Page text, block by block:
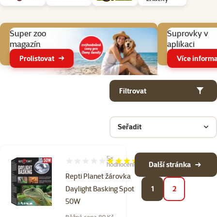
Super zoo
magazín
Prolistovat
Suprovky v
aplikaci
Více
Filtrovat
Seřadit
Produkty v kategorii Topné žárovky, kameny a topení do terárií
Repti Planet žárovka
Daylight Basking Spot
50W
Hodnocení 68%, počet hodnocení: 5
5×
hodnocení
1 2
Další stránka